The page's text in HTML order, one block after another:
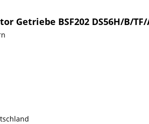
Getriebe BSF202 DS56H/B/